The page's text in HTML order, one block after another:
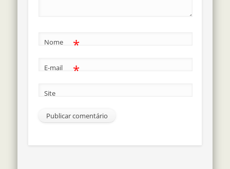
Nome *
E-mail *
Site